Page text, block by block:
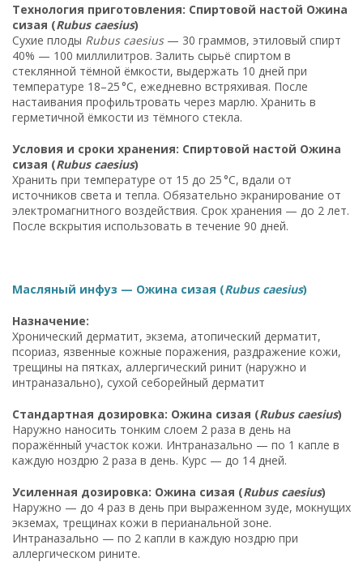
Технология приготовления: Спиртовой настой Ожина
сизая (Rubus caesius)
Сухие плоды Rubus caesius— 30 граммов, этиловый спирт
40% — 100 миллилитров. Залить сырьё спиртом в
стеклянной тёмной ёмкости, выдержать 10 дней при
температуре 18–25 °C, ежедневно встряхивая. После
настаивания профильтровать через марлю. Хранить в
герметичной ёмкости из тёмного стекла.
Условия и сроки хранения: Спиртовой настой Ожина
сизая (Rubus caesius)
Хранить при температуре от 15 до 25 °C, вдали от
источников света и тепла. Обязательно экранирование от
электромагнитного воздействия. Срок хранения — до 2 лет.
После вскрытия использовать в течение 90 дней.
Масляный инфуз — Ожина сизая (Rubus caesius)
Назначение:
Хронический дерматит, экзема, атопический дерматит,
псориаз, язвенные кожные поражения, раздражение кожи,
трещины на пятках, аллергический ринит (наружно и
интраназально), сухой себорейный дерматит
Стандартная дозировка: Ожина сизая (Rubus caesius)
Наружно наносить тонким слоем 2 раза в день на
поражённый участок кожи. Интраназально — по 1 капле в
каждую ноздрю 2 раза в день. Курс — до 14 дней.
Усиленная дозировка: Ожина сизая (Rubus caesius)
Наружно — до 4 раз в день при выраженном зуде, мокнущих
экземах, трещинах кожи в перианальной зоне.
Интраназально — по 2 капли в каждую ноздрю при
аллергическом рините.